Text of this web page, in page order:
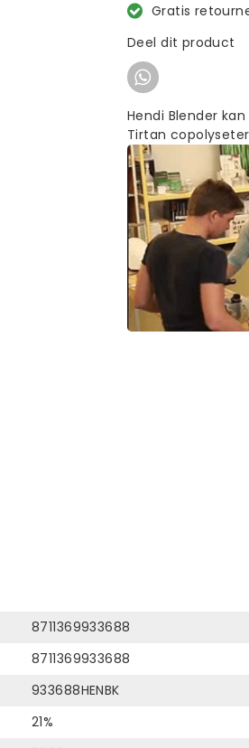
Gratis
Deel dit product
Hendi Blender
Tirtan
8711369933688
8711369933688
933688HENBK
21%